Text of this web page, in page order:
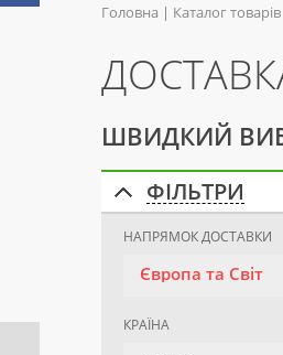
Головна Каталог товарів
ШВИДКИЙ
ФІЛЬТРИ
НАПРЯМОК ДОСТАВКИ
Європа та Світ
КРАЇНА